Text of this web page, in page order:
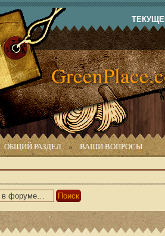
ОБЩИЙ РАЗДЕЛ » ВАШИ ВОПРОСЫ